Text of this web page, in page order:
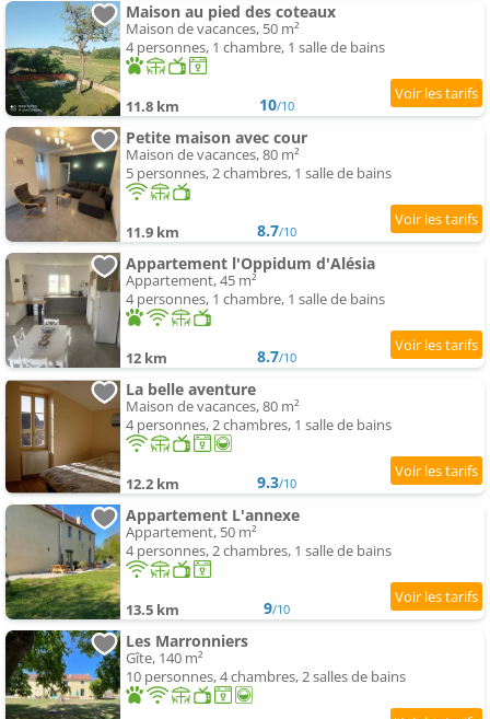
Maison au pied des coteaux
Maison de vacances, 50 m²
4 personnes, 1 chambre, 1 salle de bains
11.8 km 10/10
Petite maison avec cour
Maison de vacances, 80 m²
5 personnes, 2 chambres, 1 salle de bains
11.9 km 8.7/10
Appartement l'Oppidum d'Alésia
Appartement, 45 m²
4 personnes, 1 chambre, 1 salle de bains
12 km 8.7/10
La belle aventure
Maison de vacances, 80 m²
4 personnes, 2 chambres, 1 salle de bains
12.2 km 9.3/10
Appartement L'annexe
Appartement, 50 m²
4 personnes, 2 chambres, 1 salle de bains
13.5 km 9/10
Les Marronniers
Gîte, 140 m²
10 personnes, 4 chambres, 2 salles de bains